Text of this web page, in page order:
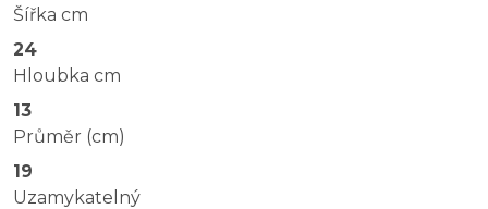
Šířka cm
24
Hloubka cm
13
Průměr (cm)
19
Uzamykatelný